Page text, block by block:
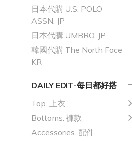
日本代購 U.S. POLO
ASSN. JP
日本代購 UMBRO. JP
韓國代購 The North Face
KR
DAILY EDIT-每日都好搭
Top. 上衣
Bottoms. 褲款
Accessories. 配件